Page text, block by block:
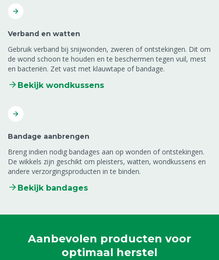
Verband en watten
Gebruik verband bij snijwonden, zweren of ontstekingen. Dit om
de wond schoon te houden en te beschermen tegen vuil, mest
en bacteriën. Zet vast met klauwtape of bandage.
Bekijk wondkussens
Bandage aanbrengen
Breng indien nodig bandages aan op wonden of ontstekingen.
De wikkels zijn geschikt om pleisters, watten, wondkussens en
andere verzorgingsproducten in te binden.
Bekijk bandages
Aanbevolen producten voor
optimaal herstel